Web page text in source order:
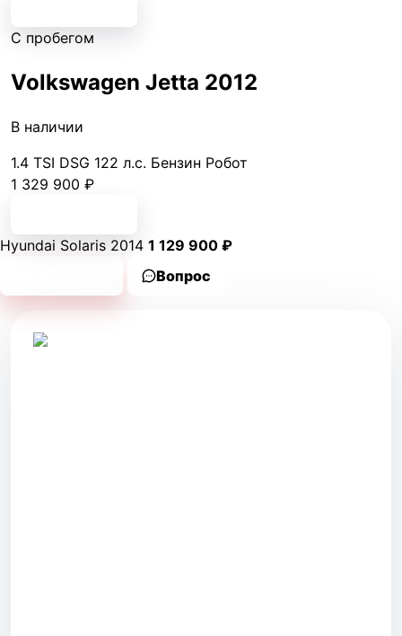
С пробегом
Volkswagen Jetta 2012
В наличии
1.4 TSI DSG 122 л.с. Бензин Робот
1 329 900 ₽
Hyundai Solaris 2014 1 129 900 ₽
Вопрос